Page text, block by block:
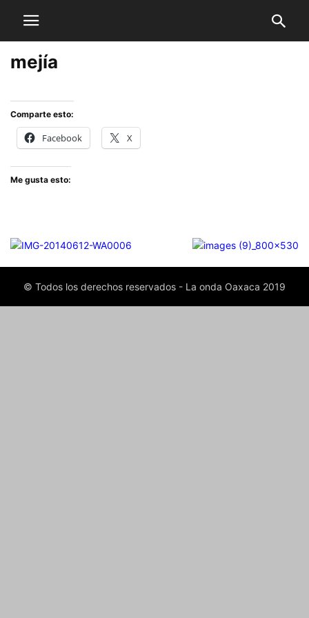
mejía
Comparte esto:
Facebook X
Me gusta esto:
© Todos los derechos reservados - La onda Oaxaca 2019